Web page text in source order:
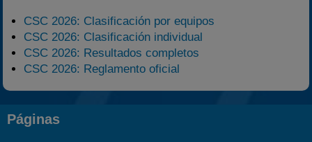
CSC 2026: Clasificación por equipos
CSC 2026: Clasificación individual
CSC 2026: Resultados completos
CSC 2026: Reglamento oficial
Páginas